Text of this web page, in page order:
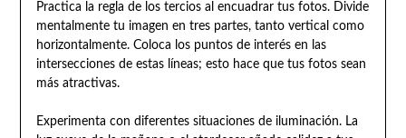
Practica la regla de los tercios al encuadrar tus fotos. Divide
mentalmente tu imagen en tres partes, tanto vertical como
horizontalmente. Coloca los puntos de interés en las
intersecciones de estas líneas; esto hace que tus fotos sean
más atractivas.
Experimenta con diferentes situaciones de iluminación. La